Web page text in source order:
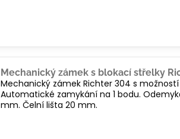
Mechanický zámek s blokací střelky
Mechanický zámek Richter 304 s
Automatické zamykání na 1 bodu.
mm. Čelní lišta 20 mm.